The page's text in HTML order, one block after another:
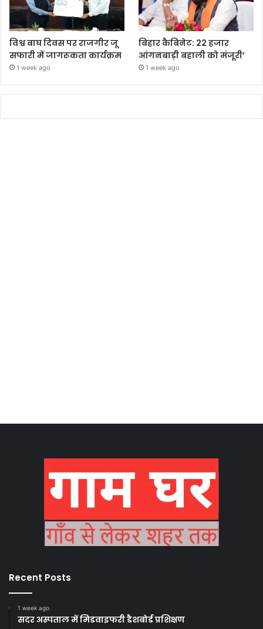
विश्व बाघ दिवस पर राजगीर जू
सफारी में जागरूकता कार्यक्रम
1 week ago
बिहार कैबिनेट: 22 हजार
आंगनबाड़ी बहाली को मंजूरी’
1 week ago
Recent Posts
1 week ago
सदर अस्पताल में मिडवाइफरी डैशबोर्ड प्रशिक्षण